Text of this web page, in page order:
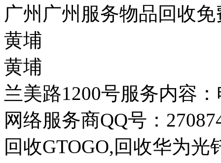
广州广州服务物品回收
黄埔
黄埔
兰美路1200号服务内容
网络服务商QQ号：
回收GTOGO,回收华为